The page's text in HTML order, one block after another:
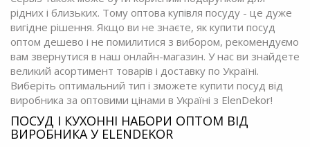
рідних і близьких. Тому оптова купівля посуду - це дуже
вигідне рішення. Якщо ви не знаєте, як купити посуд
оптом дешево і не помилитися з вибором, рекомендуємо
вам звернутися в наш онлайн-магазин. У нас ви знайдете
великий асортимент товарів і доставку по Україні.
Виберіть оптимальний тип і зможете купити посуд від
виробника за оптовими цінами в Україні з ElenDekor!
ПОСУД І КУХОННІ НАБОРИ ОПТОМ ВІД
ВИРОБНИКА У ELENDEKOR